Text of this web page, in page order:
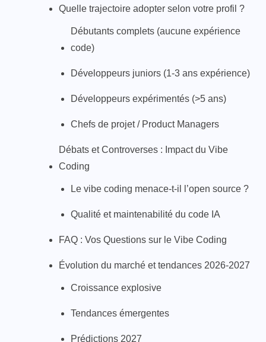
Quelle trajectoire adopter selon votre profil ?
Débutants complets (aucune expérience
code)
Développeurs juniors (1-3 ans expérience)
Développeurs expérimentés (>5 ans)
Chefs de projet / Product Managers
Débats et Controverses : Impact du Vibe
Coding
Le vibe coding menace-t-il l’open source ?
Qualité et maintenabilité du code IA
FAQ : Vos Questions sur le Vibe Coding
Évolution du marché et tendances 2026-2027
Croissance explosive
Tendances émergentes
Prédictions 2027